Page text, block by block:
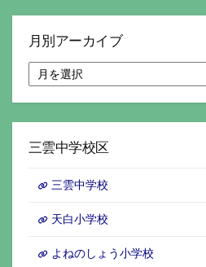
月別アーカイブ
別
イ
三雲中学校区
三雲中学校
天白小学校
よねのしょう小学校